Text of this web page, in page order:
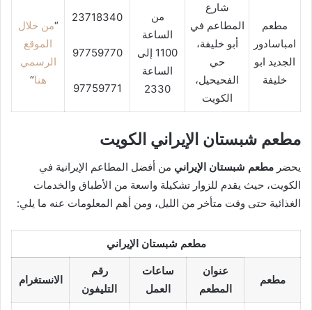
مطعم
امباسادور
الجديد ابو
خليفة
شارع
المطاعم في
أبو خليفة،
حي
الفحيحيل،
الكويت
من
الساعة
1100 إلى
الساعة
2330
23718340
97759770
97759771
“من خلال
الموقع
الرسمي
هنا“
مطعم شبستان الإيراني الكويت
يحضر مطعم شبستان الإيراني من أفضل المطاعم الإيرانية في
الكويت، حيث يقدم للزوار تشكيلة واسعة من الأطباق والخدمات
الغذائية حتى وقت متأخر من الليل، ومن أهم المعلومات عنه ما يلي:
مطعم شبستان الإيراني
مطعم
عنوان
المطعم
ساعات
العمل
رقم
التليفون
الانستغرام